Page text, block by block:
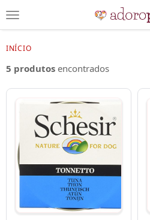
INÍCIO
5 produtos encontrados